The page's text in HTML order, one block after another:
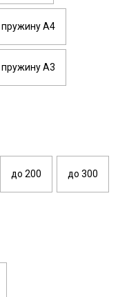
А4
А3
до 200 до 300